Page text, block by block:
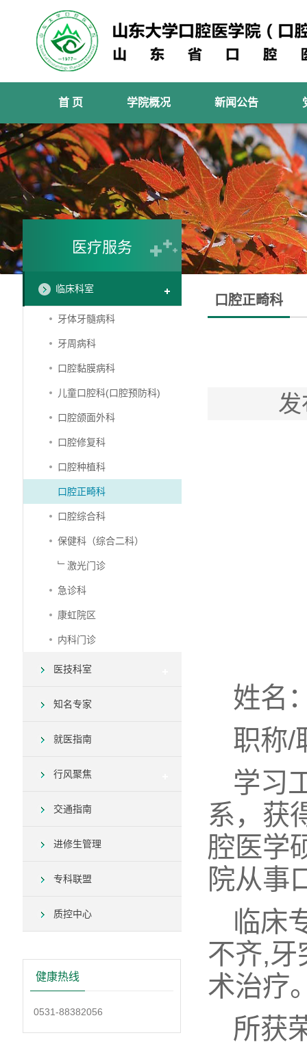
首 页 学院概况 新闻公告
医疗服务
临床科室
牙体牙髓病科
牙周病科
口腔黏膜病科
儿童口腔科(口腔预防科)
口腔颌面外科
口腔修复科
口腔种植科
口腔正畸科
口腔综合科
保健科（综合二科）
﹂激光门诊
急诊科
康虹院区
内科门诊
医技科室
知名专家
就医指南
行风聚焦
交通指南
进修生管理
专科联盟
质控中心
健康热线
0531-88382056
口腔正畸科
姓名
职称/
学习
系，获
腔医学
院从事
临床
不齐,牙
术治疗
所获